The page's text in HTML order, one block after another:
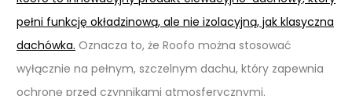
pełni funkcję okładzinową, ale nie izolacyjną, jak klasyczna
dachówka. Oznacza to, że Roofo można stosować
wyłącznie na pełnym, szczelnym dachu, który zapewnia
ochronę przed czynnikami atmosferycznymi.